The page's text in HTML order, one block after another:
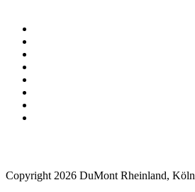
Copyright 2026 DuMont Rheinland, Köln